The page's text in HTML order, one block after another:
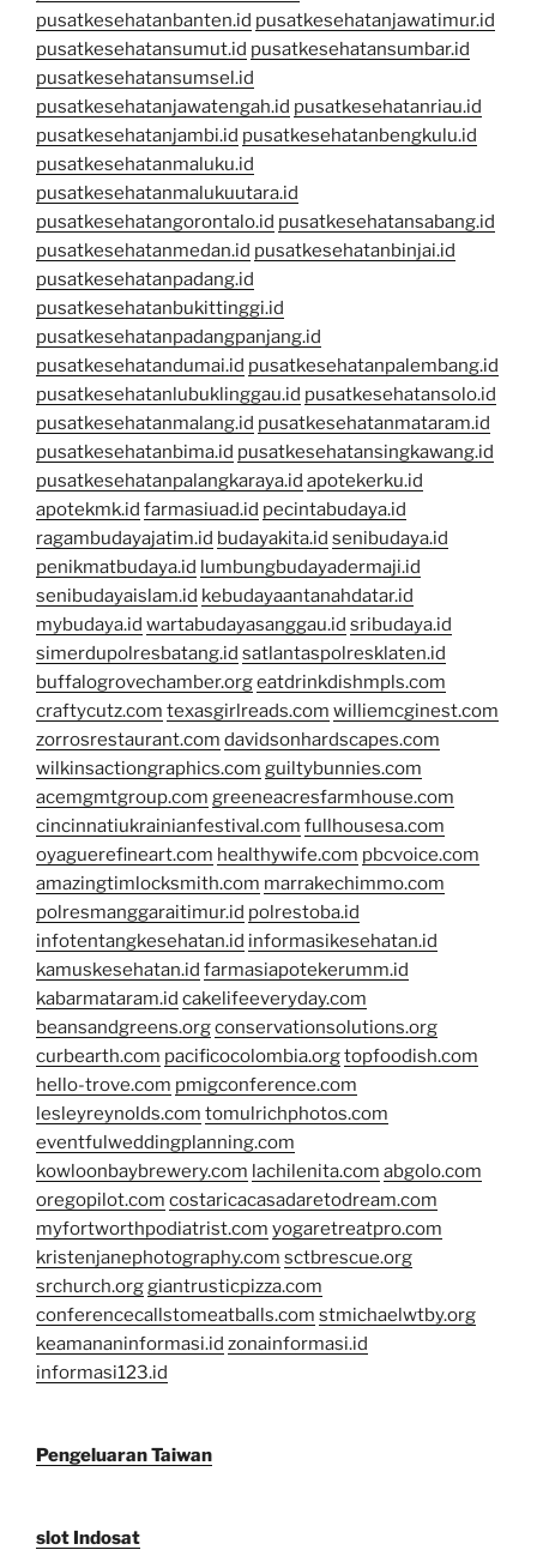
pusatkesehatanbanten.id pusatkesehatanjawatimur.id
pusatkesehatansumut.id pusatkesehatansumbar.id
pusatkesehatansumsel.id
pusatkesehatanjawatengah.id pusatkesehatanriau.id
pusatkesehatanjambi.id pusatkesehatanbengkulu.id
pusatkesehatanmaluku.id
pusatkesehatanmalukuutara.id
pusatkesehatangorontalo.id pusatkesehatansabang.id
pusatkesehatanmedan.id pusatkesehatanbinjai.id
pusatkesehatanpadang.id
pusatkesehatanbukittinggi.id
pusatkesehatanpadangpanjang.id
pusatkesehatandumai.id pusatkesehatanpalembang.id
pusatkesehatanlubuklinggau.id pusatkesehatansolo.id
pusatkesehatanmalang.id pusatkesehatanmataram.id
pusatkesehatanbima.id pusatkesehatansingkawang.id
pusatkesehatanpalangkaraya.id apotekerku.id
apotekmk.id farmasiuad.id pecintabudaya.id
ragambudayajatim.id budayakita.id senibudaya.id
penikmatbudaya.id lumbungbudayadermaji.id
senibudayaislam.id kebudayaantanahdatar.id
mybudaya.id wartabudayasanggau.id sribudaya.id
simerdupolresbatang.id satlantaspolresklaten.id
buffalogrovechamber.orgeatdrinkdishmpls.com
craftycutz.com texasgirlreads.com williemcginest.com
zorrosrestaurant.com davidsonhardscapes.com
wilkinsactiongraphics.com guiltybunnies.com
acemgmtgroup.com greeneacresfarmhouse.com
cincinnatiukrainianfestival.com fullhousesa.com
oyaguerefineart.com healthywife.com pbcvoice.com
amazingtimlocksmith.com marrakechimmo.com
polresmanggaraitimur.id polrestoba.id
infotentangkesehatan.id informasikesehatan.id
kamuskesehatan.id farmasiapotekerumm.id
kabarmataram.id cakelifeeveryday.com
beansandgreens.orgconservationsolutions.org
curbearth.com pacificocolombia.orgtopfoodish.com
hello-trove.com pmigconference.com
lesleyreynolds.com tomulrichphotos.com
eventfulweddingplanning.com
kowloonbaybrewery.com lachilenita.com abgolo.com
oregopilot.com costaricacasadaretodream.com
myfortworthpodiatrist.com yogaretreatpro.com
kristenjanephotography.com sctbrescue.org
srchurch.orggiantrusticpizza.com
conferencecallstomeatballs.com stmichaelwtby.org
keamananinformasi.id zonainformasi.id
informasi123.id
Pengeluaran Taiwan
slot Indosat